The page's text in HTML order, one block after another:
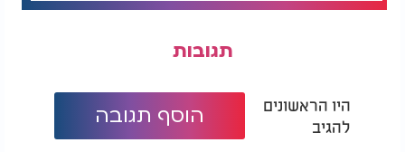
תגובות
היו הראשונים
להגיב
הוסף תגובה